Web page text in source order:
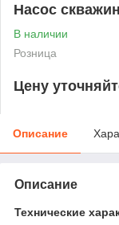
Насос
В наличии
Розница
Цену
Описание
Описание
Технические